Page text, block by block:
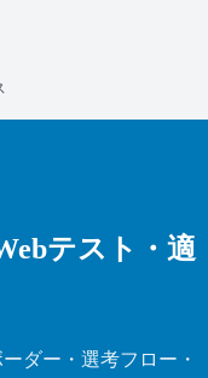
テスト・適
ーダー・選考フロー・